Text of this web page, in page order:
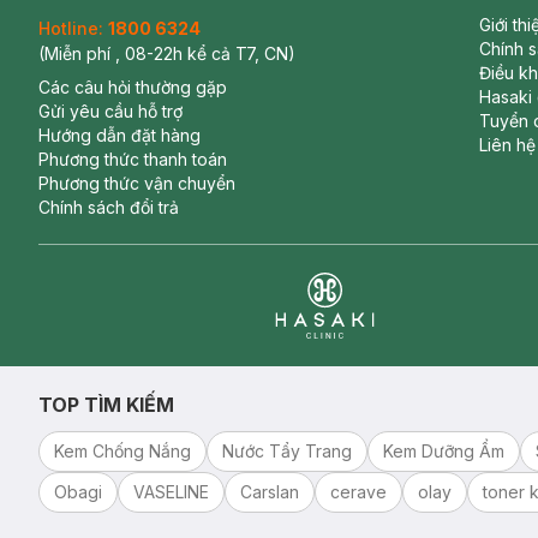
Hotline: 1800 6324
(Miễn phí , 08-22h kể cả T7, CN)
Các câu hỏi thường gặp
Gửi yêu cầu hỗ trợ
Hướng dẫn đặt hàng
Phương thức thanh toán
Phương thức vận chuyển
Chính sách đổi trả
Giới
Chính
Điều
Hasaki
Tuyển
Liên hệ
TOP TÌM KIẾM
Kem Chống Nắng Nước Tẩy Trang Kem Dưỡng Ẩm
Obagi
VASELINE Carslan cerave olay toner